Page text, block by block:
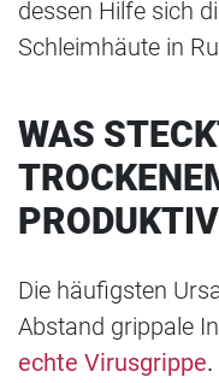
dessen Hilfe sich
Schleimhäute in
WAS
Die häufigsten
Abstand grippale
echte Virusgrippe.